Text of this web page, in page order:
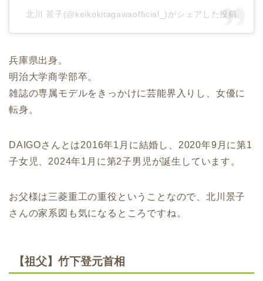
北川 景子(@keikokitagawaofficial_)がシェアした投稿
兵庫県出身。
明治大学商学部卒。
雑誌の専属モデルをきっかけに芸能界入りし、女優に
転身。
DAIGOさんとは2016年1月に結婚し、2020年9月に第1
子女児、2024年1月に第2子男児が誕生しています。
お父様は三菱重工の重役ということなので、北川景子
さんの家系図も気になるところですね。
【祖父】竹下登元首相